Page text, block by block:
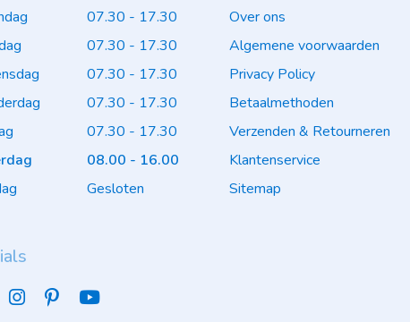
07.30 - 17.30
07.30 - 17.30
07.30 - 17.30
07.30 - 17.30
07.30 - 17.30
08.00 - 16.00
Gesloten
Over ons
Algemene voorwaarden
Privacy Policy
Betaalmethoden
Verzenden & Retourneren
Klantenservice
Sitemap